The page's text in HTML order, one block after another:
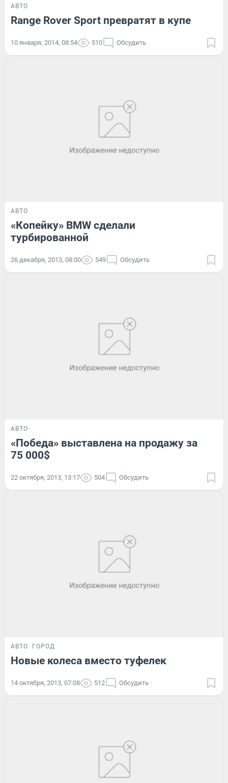
АВТО
Range Rover Sport превратят в купе
10 января, 2014, 08:54 510 Обсудить
АВТО
«Копейку» BMW сделали
турбированной
26 декабря, 2013, 08:00 549 Обсудить
АВТО
«Победа» выставлена на продажу за
75 000$
22 октября, 2013, 13:17 504 Обсудить
АВТО ГОРОД
Новые колеса вместо туфелек
14 октября, 2013, 07:08 512 Обсудить